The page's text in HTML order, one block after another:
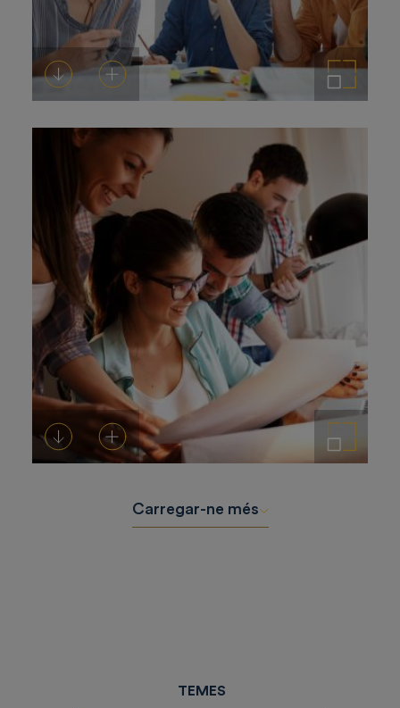
Descarregar-ho Afegeix a la cistella Amplia la imatge
Descarregar-ho Afegeix a la cistella Amplia la imatge
Carregar-ne més
TEMES